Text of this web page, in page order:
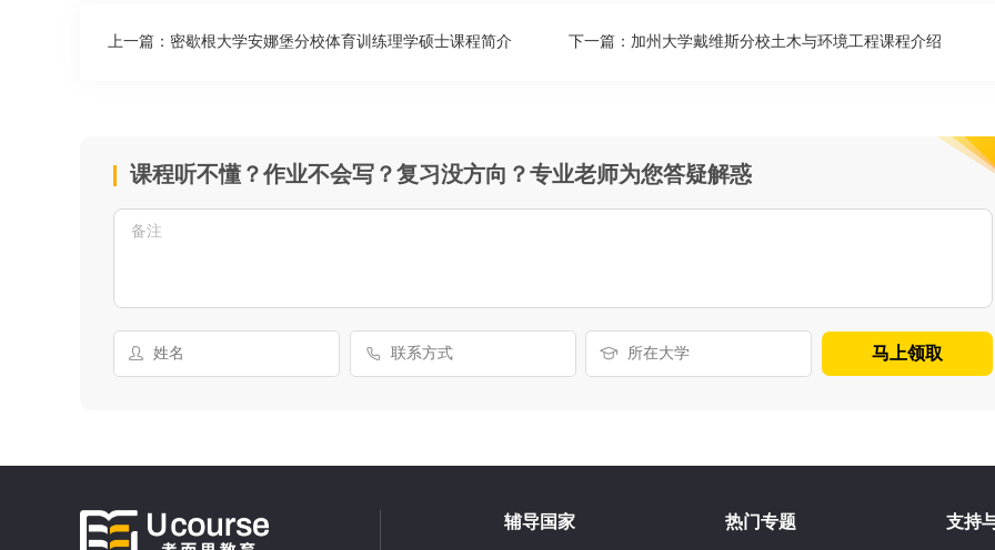
上一篇： 密歇根大学安娜堡分校体育训练理学硕士课程简介 下一篇： 加州大学戴维斯分校土木与环境工程课程介绍
课程听不懂？作业不会写？复习没方向？专业老师为您答疑解惑
马上领取
辅导国家 热门专题 支持